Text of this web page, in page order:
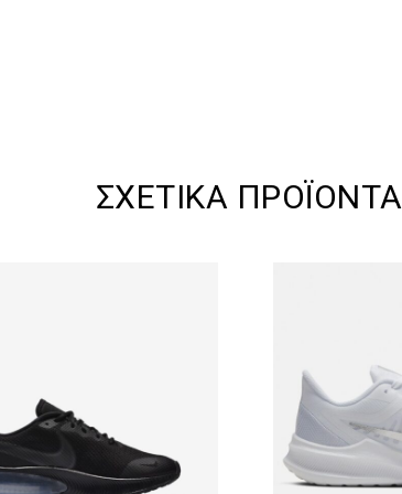
ΣΧΕΤΙΚΆ ΠΡΟΪΌΝΤΑ